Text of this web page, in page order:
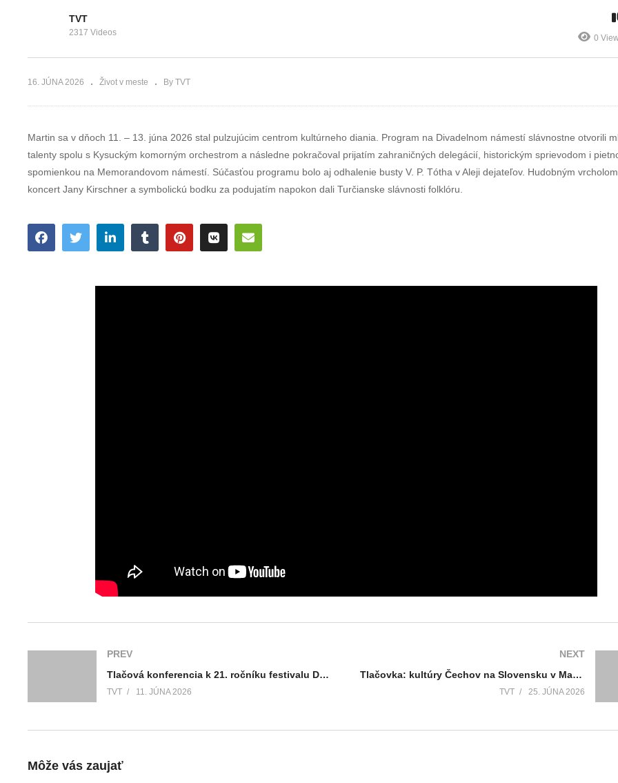
TVT
2317 Videos
0
16. JÚNA 2026 Život v meste By TVT
Martin sa v dňoch 11. – 13. júna 2026 stal pulzujúcim centrom kultúrneho diania. Program na Divadelnom námestí slávnostne otvorili
talenty spolu s Kysuckým komorným orchestrom a následne pokračoval prijatím zahraničných delegácií, historickým sprievodom i
spomienkou na Memorandovom námestí. Súčasťou programu bolo aj odhalenie busty V. P. Tótha v Aleji dejateľov. Hudobným
koncert Jany Kirschner a symbolickú bodku za podujatím napokon dali Turčianske slávnosti folklóru.
PREV
Tlačová konferencia k 21. ročníku festivalu Dotyky a spojenia
TVT 11. JÚNA 2026
NEXT
Tlačovka: kultúry Čechov na Slovensku v Martine
TVT 25. JÚNA 2026
Môže vás zaujať